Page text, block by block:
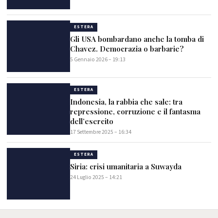
ESTERA
Gli USA bombardano anche la tomba di
Chavez. Democrazia o barbarie?
5 Gennaio 2026 – 19:13
ESTERA
Indonesia, la rabbia che sale: tra
repressione, corruzione e il fantasma
dell’esercito
17 Settembre 2025 – 16:34
ESTERA
Siria: crisi umanitaria a Suwayda
24 Luglio 2025 – 14:21